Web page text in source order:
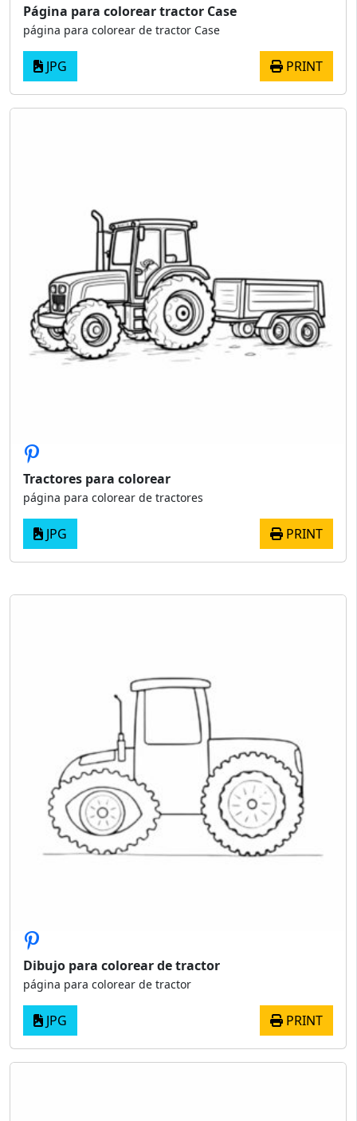
Página para colorear tractor Case
página para colorear de tractor Case
JPG PRINT
Tractores para colorear
página para colorear de tractores
JPG PRINT
Dibujo para colorear de tractor
página para colorear de tractor
JPG PRINT